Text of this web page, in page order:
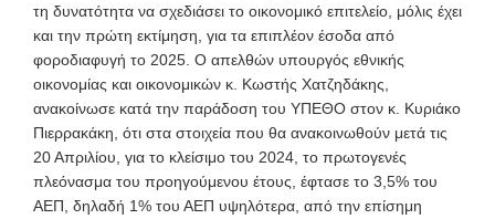
τη δυνατότητα να σχεδιάσει το οικονομικό επιτελείο, μόλις έχει
και την πρώτη εκτίμηση, για τα επιπλέον έσοδα από
φοροδιαφυγή το 2025. Ο απελθών υπουργός εθνικής
οικονομίας και οικονομικών κ. Κωστής Χατζηδάκης,
ανακοίνωσε κατά την παράδοση του ΥΠΕΘΟ στον κ. Κυριάκο
Πιερρακάκη, ότι στα στοιχεία που θα ανακοινωθούν μετά τις
20 Απριλίου, για το κλείσιμο του 2024, το πρωτογενές
πλεόνασμα του προηγούμενου έτους, έφτασε το 3,5% του
ΑΕΠ, δηλαδή 1% του ΑΕΠ υψηλότερα, από την επίσημη